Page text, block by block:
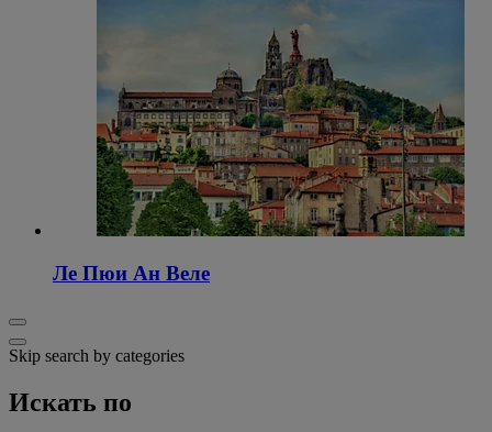
Ле Пюи Ан Веле
Skip search by categories
Искать по